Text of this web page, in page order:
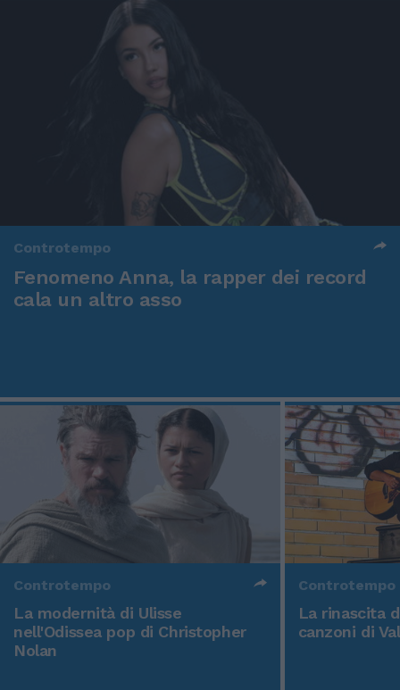
Controtempo
Fenomeno Anna, la rapper dei record
cala un altro asso
Controtempo
La modernità di Ulisse
nell'Odissea pop di Christopher
Nolan
Controtempo
La rinascita
canzoni di